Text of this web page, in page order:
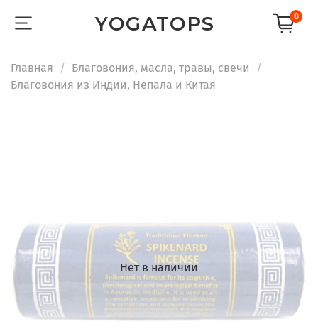
YOGATOPS 0
Главная
Благовония, масла, травы, свечи
Благовония из Индии, Непала и Китая
Нет в наличии